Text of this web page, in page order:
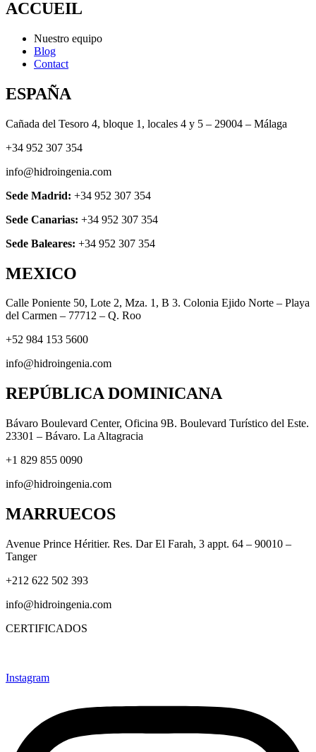
ACCUEIL
Nuestro equipo
Blog
Contact
ESPAÑA
Cañada del Tesoro 4, bloque 1, locales 4 y 5 – 29004 – Málaga
+34 952 307 354
info@hidroingenia.com
Sede Madrid: +34 952 307 354
Sede Canarias: +34 952 307 354
Sede Baleares: +34 952 307 354
MEXICO
Calle Poniente 50, Lote 2, Mza. 1, B 3. Colonia Ejido Norte – Playa
del Carmen – 77712 – Q. Roo
+52 984 153 5600
info@hidroingenia.com
REPÚBLICA DOMINICANA
Bávaro Boulevard Center, Oficina 9B. Boulevard Turístico del Este.
23301 – Bávaro. La Altagracia
+1 829 855 0090
info@hidroingenia.com
MARRUECOS
Avenue Prince Héritier. Res. Dar El Farah, 3 appt. 64 – 90010 –
Tanger
+212 622 502 393
info@hidroingenia.com
CERTIFICADOS
Instagram